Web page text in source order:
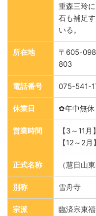
重森三玲
石も補足
いる。
所在地
〒605-
803
電話番号 075-541-
休業日 ✿年中無休
営業時間
【3～11
【12～2
正式名称 （慧日山
別称 雪舟寺
宗派 臨済宗東